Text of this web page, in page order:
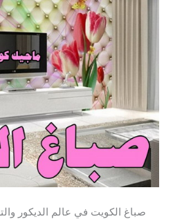
صباغ الكويت في عالم الديكور